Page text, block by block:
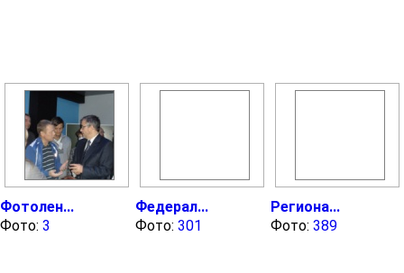
Фотолен...
Фото: 3
Федерал...
Фото: 301
Региона...
Фото: 389